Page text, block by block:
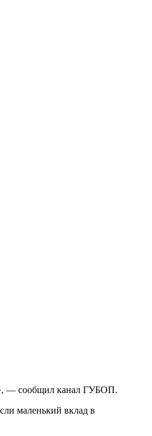
— сообщил канал ГУБОП.
маленький вклад в